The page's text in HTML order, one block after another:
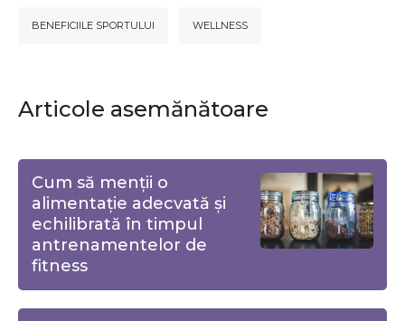
BENEFICIILE SPORTULUI WELLNESS
Articole asemănătoare
Cum să menții o
alimentație adecvată și
echilibrată în timpul
antrenamentelor de
fitness